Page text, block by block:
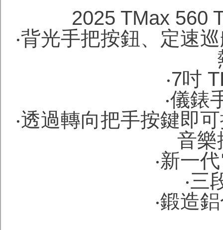
2025 TMax 560
‧背光手把按鈕、定速
‧7吋
‧儀錶
‧透過轉向把手按鍵即
音樂
‧新一
‧三
‧鍛造